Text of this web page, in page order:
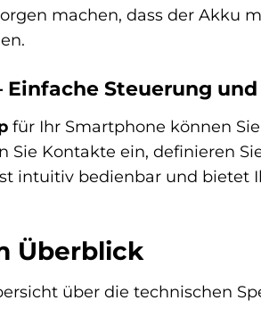
machen, dass der Akku
Steuerung
für Ihr Smartphone können
Kontakte ein, definieren
intuitiv bedienbar und bietet
Überblick
über die technischen